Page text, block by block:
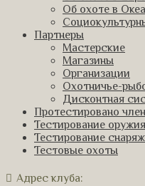
Об охоте в
Партнеры
Мастерские
Магазины
Организации
Охотничье-
Дисконтная
Протестировано
Тестирование оружия
Тестирование
Тестовые охоты
Адрес клуба: